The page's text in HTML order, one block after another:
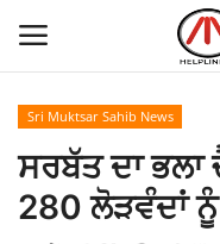
Home
Sri Muktsar Sahib News
ਸਰਬੱਤ ਦਾ
280 ਲੋੜਵੰਦਾਂ ਨੂੰ